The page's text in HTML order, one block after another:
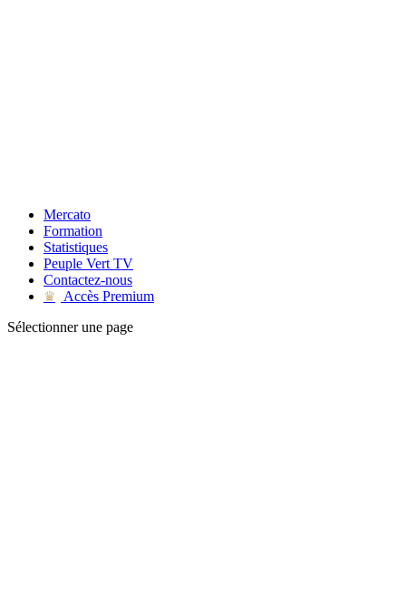
Mercato
Formation
Statistiques
Peuple Vert TV
Contactez-nous
♛
Accès Premium
Sélectionner une page